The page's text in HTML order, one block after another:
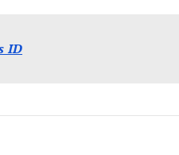
ID